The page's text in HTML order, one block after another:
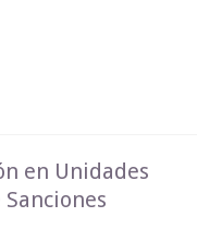
en Unidades